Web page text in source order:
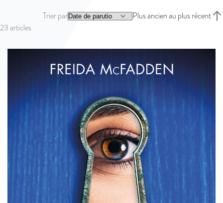
23articles
Trier par
Plus ancien au plus récent